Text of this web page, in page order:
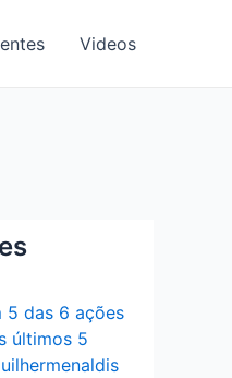
Videos
5 das 6 ações
últimos 5